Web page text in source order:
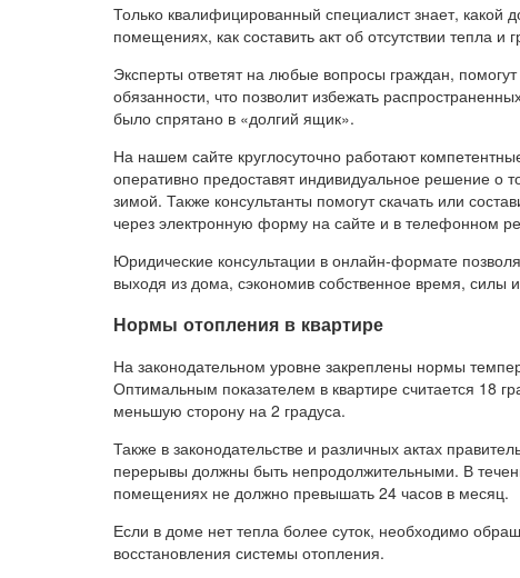
Только квалифицированный специалист знает,
помещениях, как составить акт об отсутствии тепла
Эксперты ответят на любые вопросы граждан,
обязанности, что позволит избежать
было спрятано в «долгий ящик».
На нашем сайте круглосуточно работают
оперативно предоставят индивидуальное решение о
зимой. Также консультанты помогут скачать или
через электронную форму на сайте и в телефонном
Юридические консультации в онлайн-формате
выходя из дома, сэкономив собственное время, силы
Нормы отопления в квартире
На законодательном уровне закреплены нормы
Оптимальным показателем в квартире считается 18
меньшую сторону на 2 градуса.
Также в законодательстве и различных актах
перерывы должны быть непродолжительными. В
помещениях не должно превышать 24 часов в месяц.
Если в доме нет тепла более суток, необходимо
восстановления системы отопления.